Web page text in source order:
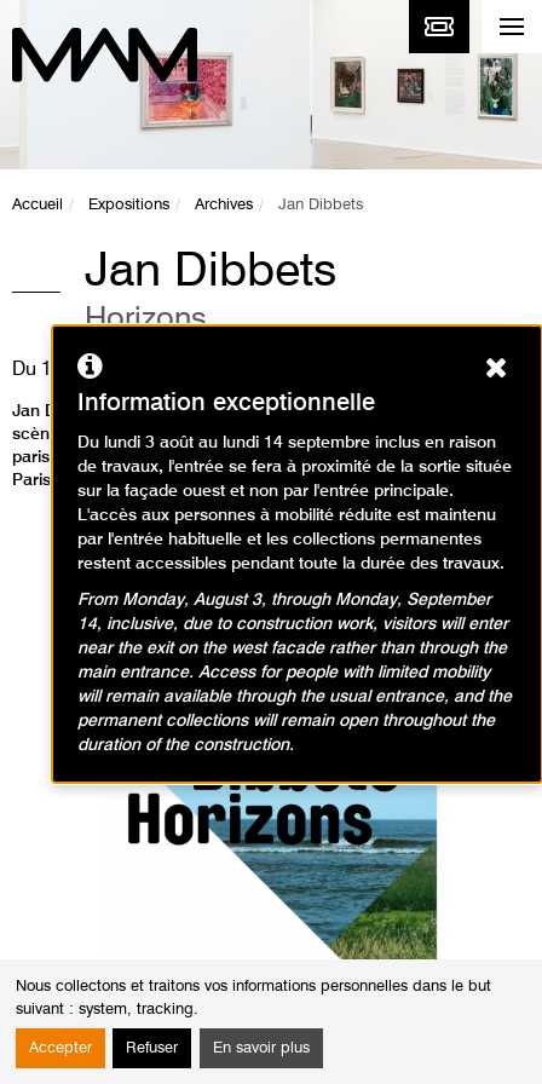
Nous collectons et traitons vos informations personnelles dans le but
suivant : system, tracking.
Accepter Refuser En savoir plus
Accueil Expositions Archives Jan Dibbets
Jan Dibbets
Horizons
Du 19 février
Jan Dibbets est une figure majeure de l’art néerlandais et de la
scène artistique internationale. Il est notamment connu des
parisiens pour son Hommage à Arago matérialisant le méridien de
Paris par des disques de bronze réalisé en 1994.
Information exceptionnelle
Du lundi 3 août au lundi 14 septembre inclus en raison
de travaux, l'entrée se fera à proximité de la sortie située
sur la façade ouest et non par l'entrée principale.
L'accès aux personnes à mobilité réduite est maintenu
par l'entrée habituelle et les collections permanentes
restent accessibles pendant toute la durée des travaux.
From Monday, August 3, through Monday, September
14, inclusive, due to construction work, visitors will enter
near the exit on the west facade rather than through the
main entrance. Access for people with limited mobility
will remain available through the usual entrance, and the
permanent collections will remain open throughout the
duration of the construction.